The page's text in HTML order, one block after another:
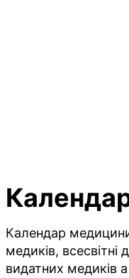
Календар медицини
медиків, всесвітні
видатних медиків